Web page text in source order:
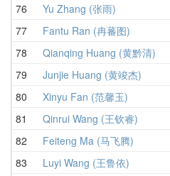
76 Yu Zhang (张雨)
77 Fantu Ran (冉蕃图)
78 Qianqing Huang (黄黔清)
79 Junjie Huang (黄竣杰)
80 Xinyu Fan (范馨玉)
81 Qinrui Wang (王钦睿)
82 Feiteng Ma (马飞腾)
83 Luyi Wang (王鲁依)